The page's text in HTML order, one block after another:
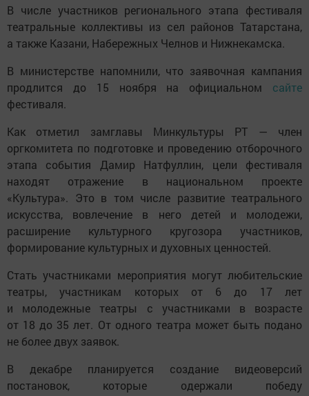
В числе участников регионального этапа фестиваля
театральные коллективы из сел районов Татарстана,
а также Казани, Набережных Челнов и Нижнекамска.
В министерстве напомнили, что заявочная кампания
продлится до 15 ноября на официальном сайте
фестиваля.
Как отметил замглавы Минкультуры РТ — член
оргкомитета по подготовке и проведению отборочного
этапа события Дамир Натфуллин, цели фестиваля
находят отражение в национальном проекте
«Культура». Это в том числе развитие театрального
искусства, вовлечение в него детей и молодежи,
расширение культурного кругозора участников,
формирование культурных и духовных ценностей.
Стать участниками мероприятия могут любительские
театры, участникам которых от 6 до 17 лет
и молодежные театры с участниками в возрасте
от 18 до 35 лет. От одного театра может быть подано
не более двух заявок.
В декабре планируется создание видеоверсий
постановок, которые одержали победу